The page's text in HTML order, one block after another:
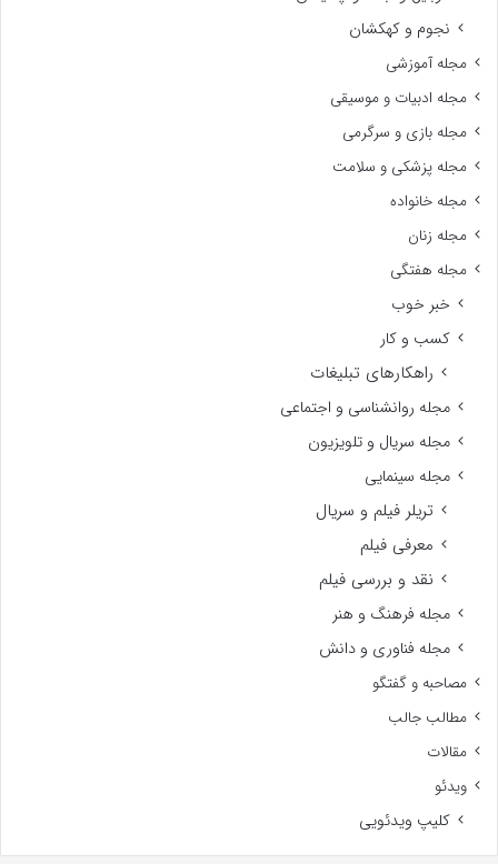
نجوم و کهکشان
مجله آموزشی
مجله ادبیات و موسیقی
مجله بازی و سرگرمی
مجله پزشکی و سلامت
مجله خانواده
مجله زنان
مجله هفتگی
خبر خوب
کسب و کار
راهکارهای تبلیغات
مجله روانشناسی و اجتماعی
مجله سریال و تلویزیون
مجله سینمایی
تریلر فیلم و سریال
معرفی فیلم
نقد و بررسی فیلم
مجله فرهنگ و هنر
مجله فناوری و دانش
مصاحبه و گفتگو
مطالب جالب
مقالات
ویدئو
کلیپ ویدئویی